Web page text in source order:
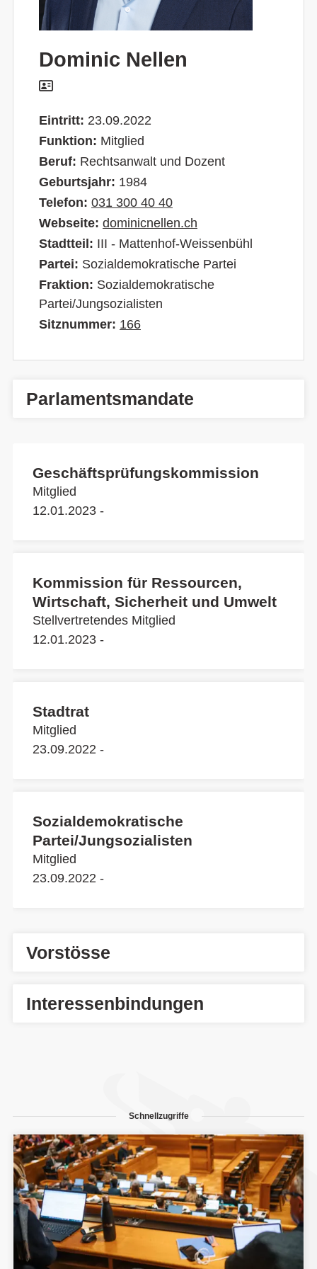
Dominic Nellen
Eintritt: 23.09.2022
Funktion: Mitglied
Beruf: Rechtsanwalt und Dozent
Geburtsjahr: 1984
Telefon: 031 300 40 40
Webseite: dominicnellen.ch
Stadtteil: III - Mattenhof-Weissenbühl
Partei: Sozialdemokratische Partei
Fraktion: Sozialdemokratische
Partei/Jungsozialisten
Sitznummer: 166
Parlamentsmandate
Geschäftsprüfungskommission
Mitglied
12.01.2023 -
Kommission für Ressourcen,
Wirtschaft, Sicherheit und Umwelt
Stellvertretendes Mitglied
12.01.2023 -
Stadtrat
Mitglied
23.09.2022 -
Sozialdemokratische
Partei/Jungsozialisten
Mitglied
23.09.2022 -
Vorstösse
Interessenbindungen
Schnellzugriffe